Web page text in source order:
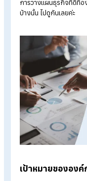
Explore
Automated
Online
Payroll
Start a
แผนธุรกิจที่
บ้างนั้น ไปดูกันเลยค่ะ